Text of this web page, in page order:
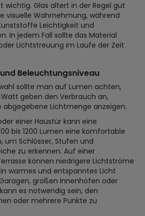
wichtig. Glas altert in der Regel gut
visuelle Wahrnehmung, während
Leichtigkeit und
In jedem Fall sollte das Material
Lichtstreuung im Laufe der Zeit
Beleuchtungsniveau
sollte man auf Lumen achten,
geben den Verbrauch an,
abgegebene Lichtmenge anzeigen.
einer Haustür kann eine
bis 1200 Lumen eine komfortable
um Schlösser, Stufen und
zu erkennen. Auf einer
können niedrigere Lichtströme
warmes und entspanntes Licht
großen Innenhöfen oder
es notwendig sein, den
oder mehrere Punkte zu